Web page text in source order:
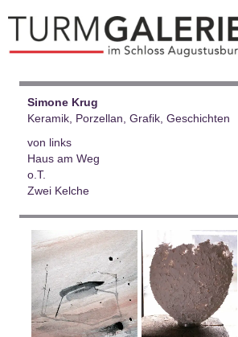
Simone Krug
Keramik, Porzellan, Grafik, Geschichten
von links
Haus am Weg
o.T.
Zwei Kelche